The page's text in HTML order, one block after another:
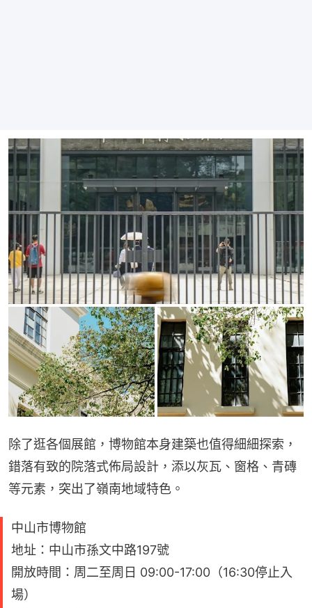
除了逛各個展館，博物館本身建築也值得細細探索，
錯落有致的院落式佈局設計，添以灰瓦、窗格、青磚
等元素，突出了嶺南地域特色。
中山市博物館
地址：中山市孫文中路197號
開放時間：周二至周日 09:00-17:00（16:30停止入
場）